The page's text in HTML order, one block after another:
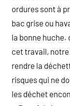
ordures sont à
bac grise ou
la bonne huche.
cet travail,
rendre la
risques qui ne
les déchet